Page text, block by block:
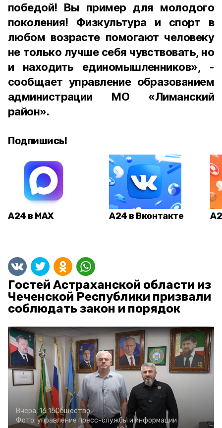
победой! Вы пример для молодого
поколения! Физкультура и спорт в
любом возрасте помогают человеку
не только лучше себя чувствовать, но
и находить единомышленников», -
сообщает управление образованием
администрации МО «Лиманский
район».
Подпишись!
А24 в MAX А24 в Вконтакте
Гостей Астраханской области из
Чеченской Республики призвали
соблюдать закон и порядок
Вчера, 16:15Общество
Фото: управление пресс-службы и информации